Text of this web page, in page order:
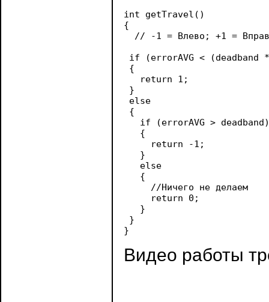
int getTravel()
{
// -1 = Влево; +1 =
if (errorAVG < (deadband
{
   return 1;
}
else
{
   if (errorAVG > deadband)
   {
     return -1;
   }
   else
   {
     //Ничего не делаем
     return 0;
   }
}
Видео работы